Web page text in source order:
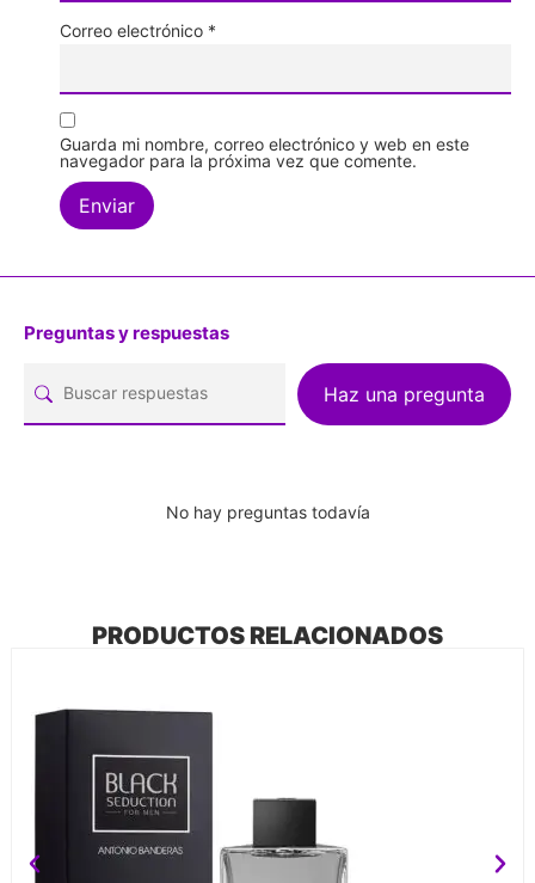
Correo electrónico *
Guarda mi nombre, correo electrónico y web en este
navegador para la próxima vez que comente.
Preguntas y respuestas
Haz una pregunta
No hay preguntas todavía
PRODUCTOS RELACIONADOS